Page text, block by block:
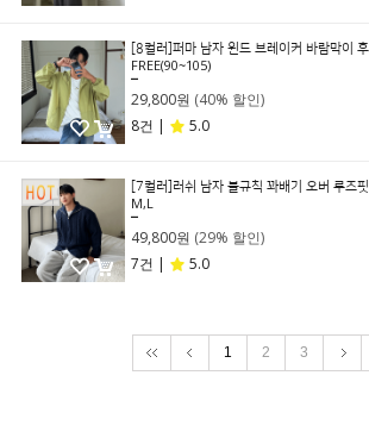
[8컬러]퍼마 남자 윈드 브레이커 바람막이
FREE(90~105)
29,800원 (40% 할인)
8건 |
5.0
[7컬러]러쉬 남자 불규칙 꽈배기 오버 루즈
M,L
49,800원 (29% 할인)
7건 |
5.0
1 2 3